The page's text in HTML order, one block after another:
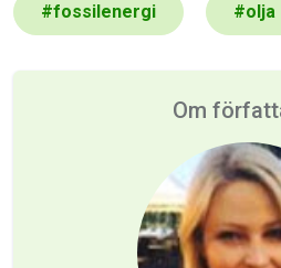
#fossilenergi #olja
Om